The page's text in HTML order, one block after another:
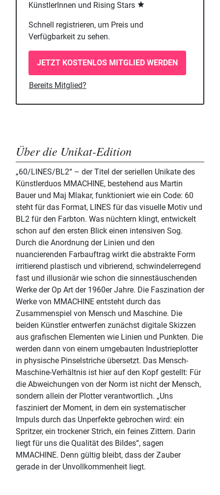
KünstlerInnen und Rising Stars
Schnell registrieren, um Preis und
Verfügbarkeit zu sehen.
JETZT KOSTENLOS MITGLIED WERDEN
Bereits Mitglied?
Über die Unikat-Edition
„60/LINES/BL2“ – der Titel der seriellen Unikate des
Künstlerduos MMACHINE, bestehend aus Martin
Bauer und Maj Mlakar, funktioniert wie ein Code: 60
steht für das Format, LINES für das visuelle Motiv und
BL2 für den Farbton. Was nüchtern klingt, entwickelt
schon auf den ersten Blick einen intensiven Sog.
Durch die Anordnung der Linien und den
nuancierenden Farbauftrag wirkt die abstrakte Form
irritierend plastisch und vibrierend, schwindelerregend
fast und illusionär wie schon die sinnestäuschenden
Werke der Op Art der 1960er Jahre. Die Faszination der
Werke von MMACHINE entsteht durch das
Zusammenspiel von Mensch und Maschine. Die
beiden Künstler entwerfen zunächst digitale Skizzen
aus grafischen Elementen wie Linien und Punkten. Die
werden dann von einem umgebauten Industrieplotter
in physische Pinselstriche übersetzt. Das Mensch-
Maschine-Verhältnis ist hier auf den Kopf gestellt: Für
die Abweichungen von der Norm ist nicht der Mensch,
sondern allein der Plotter verantwortlich. „Uns
fasziniert der Moment, in dem ein systematischer
Impuls durch das Unperfekte gebrochen wird: ein
Spritzer, ein trockener Strich, ein feines Zittern. Darin
liegt für uns die Qualität des Bildes“, sagen
MMACHINE. Denn gültig bleibt, dass der Zauber
gerade in der Unvollkommenheit liegt.